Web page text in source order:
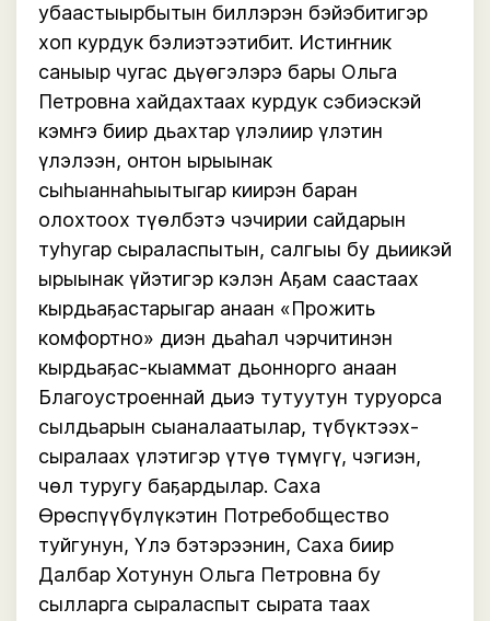
убаастыырбытын биллэрэн бэйэбитигэр
хоп курдук бэлиэтээтибит. Истиҥник
саныыр чугас дьүөгэлэрэ бары Ольга
Петровна хайдахтаах курдук сэбиэскэй
кэмҥэ биир дьахтар үлэлиир үлэтин
үлэлээн, онтон ырыынак
сыһыаннаһыытыгар киирэн баран
олохтоох түөлбэтэ чэчирии сайдарын
туһугар сыраласпытын, салгыы бу дьиикэй
ырыынак үйэтигэр кэлэн Аҕам саастаах
кырдьаҕастарыгар анаан «Прожить
комфортно» диэн дьаһал чэрчитинэн
кырдьаҕас-кыаммат дьоннорго анаан
Благоустроеннай дьиэ тутуутун туруорса
сылдьарын сыаналаатылар, түбүктээх-
сыралаах үлэтигэр үтүө түмүгү, чэгиэн,
чөл туругу баҕардылар. Саха
Өрөспүүбүлүкэтин Потребобщество
туйгунун, Үлэ бэтэрээнин, Саха биир
Далбар Хотунун Ольга Петровна бу
сылларга сыраласпыт сырата таах